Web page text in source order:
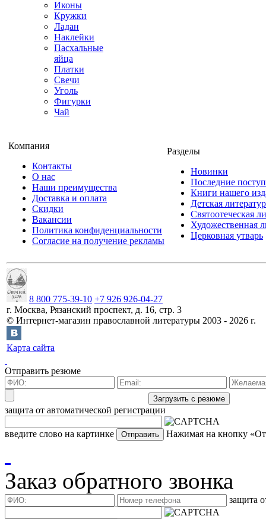
Иконы
Кружки
Ладан
Наклейки
Пасхальные
яйца
Платки
Свечи
Уголь
Фигурки
Чай
Компания
Контакты
О нас
Наши преимущества
Доставка и оплата
Скидки
Вакансии
Политика конфиденциальности
Согласие на получение рекламы
Разделы
Новинки
Последние
Книги нашего
Детская
Святоотеческая
Художественная
Церковная утварь
8 800 775-39-10 +7 926 926-04-27
г. Москва, Рязанский проспект, д. 16, стр. 3
© Интернет-магазин православной литературы 2003 - 2026 г.
Карта сайта
Отправить резюме
защита от автоматической регистрации
введите слово на картинке Нажимая на кнопку
Заказ обратного звонка
защита